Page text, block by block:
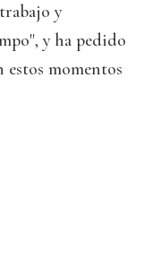
y
y ha pedido
momentos